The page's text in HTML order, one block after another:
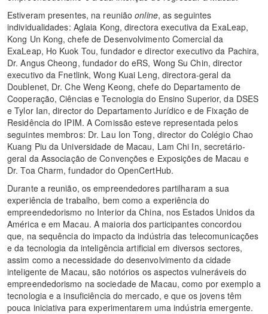
Estiveram presentes, na reuniãoonline, as seguintes
individualidades: Aglaia Kong, directora executiva da ExaLeap,
Kong Un Kong, chefe de Desenvolvimento Comercial da
ExaLeap, Ho Kuok Tou, fundador e director executivo da Pachira,
Dr. Angus Cheong, fundador do eRS, Wong Su Chin, director
executivo da Fnetlink, Wong Kuai Leng, directora-geral da
Doublenet, Dr. Che Weng Keong, chefe do Departamento de
Cooperação, Ciências e Tecnologia do Ensino Superior, da DSES
e Tylor Ian, director do Departamento Jurídico e de Fixação de
Residência do IPIM. A Comissão esteve representada pelos
seguintes membros: Dr. Lau Ion Tong, director do Colégio Chao
Kuang Piu da Universidade de Macau, Lam Chi In, secretário-
geral da Associação de Convenções e Exposições de Macau e
Dr. Toa Charm, fundador do OpenCertHub.
Durante a reunião, os empreendedores partilharam a sua
experiência de trabalho, bem como a experiência do
empreendedorismo no Interior da China, nos Estados Unidos da
América e em Macau. A maioria dos participantes concordou
que, na sequência do impacto da indústria das telecomunicações
e da tecnologia da inteligência artificial em diversos sectores,
assim como a necessidade do desenvolvimento da cidade
inteligente de Macau, são notórios os aspectos vulneráveis do
empreendedorismo na sociedade de Macau, como por exemplo a
tecnologia e a insuficiência do mercado, e que os jovens têm
pouca iniciativa para experimentarem uma indústria emergente.